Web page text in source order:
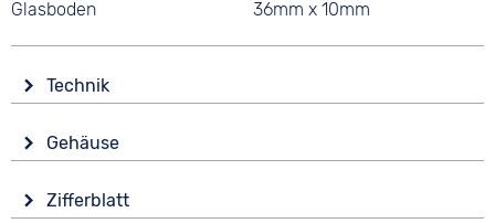
Glasboden
36mm x 10mm
Technik
Automatik
Funktionen
Datumsanzeige
Gehäuse
Saphirglas
Zifferblatt